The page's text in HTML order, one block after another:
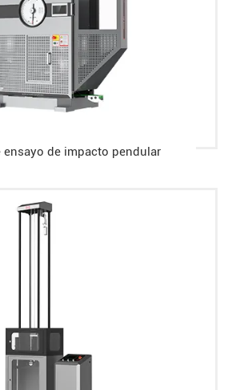
ensayo de impacto pendular